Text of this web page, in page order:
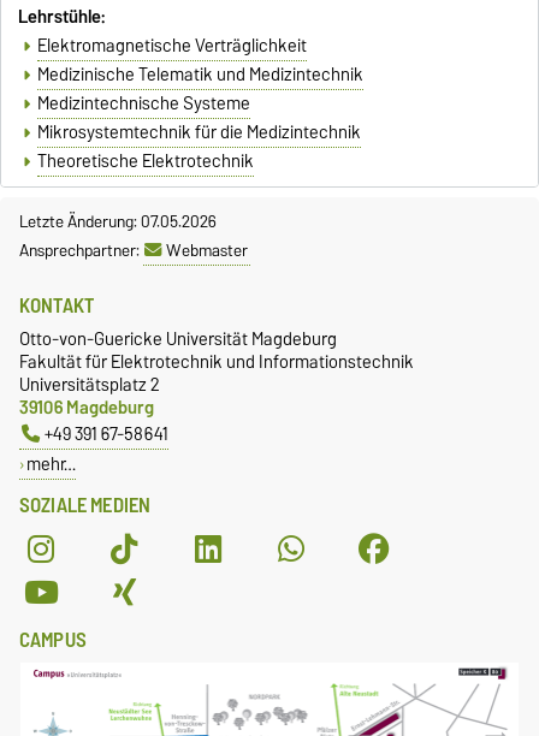
Lehrstühle:
Elektromagnetische Verträglichkeit
Medizinische Telematik und Medizintechnik
Medizintechnische Systeme
Mikrosystemtechnik für die Medizintechnik
Theoretische Elektrotechnik
Letzte Änderung: 07.05.2026
Ansprechpartner:
Webmaster
SOZIALE MEDIEN
KONTAKT
Otto-von-Guericke Universität Magdeburg
Fakultät für Elektrotechnik und Informationstechnik
Universitätsplatz 2
39106 Magdeburg
+49 391 67-58641
mehr…
CAMPUS